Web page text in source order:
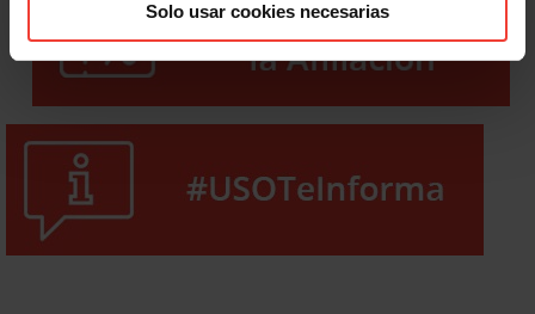
Solo usar cookies necesarias